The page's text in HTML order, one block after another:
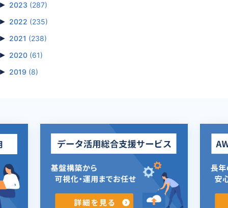
2023 (287)
2022 (235)
2021 (238)
2020 (61)
2019 (8)